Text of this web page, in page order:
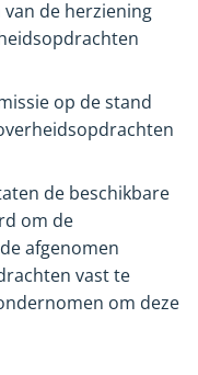
de herziening
op de stand
de beschikbare
om de
afgenomen
vast te
om deze